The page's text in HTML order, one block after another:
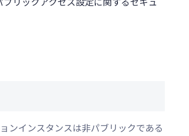
リックアクセス設定に関するセキュ
ンインスタンスは非パブリックである